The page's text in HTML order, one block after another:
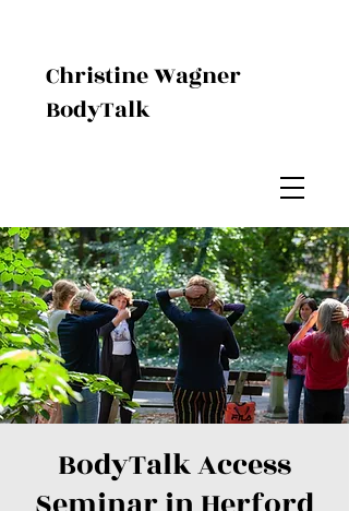
Christine Wagner
BodyTalk
BodyTalk Access